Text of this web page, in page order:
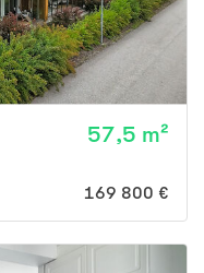
57,5 m²
169 800 €